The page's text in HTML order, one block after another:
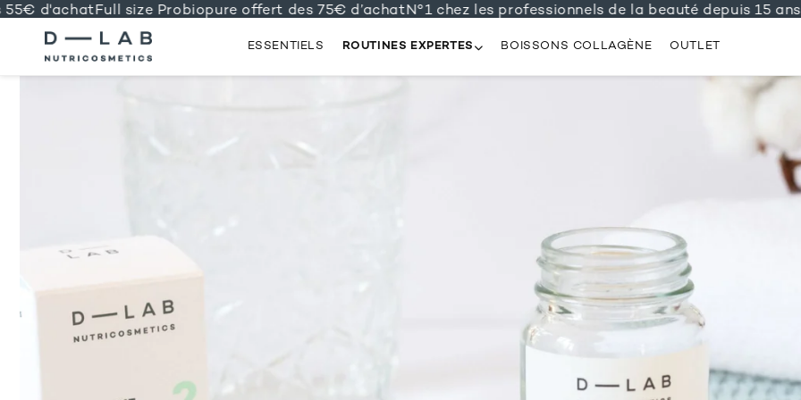
IGNORER
ET
d'achatFull size Probiopure offert des 75€ d’achatN°1 chez les professionnels de la beauté depuis 15 ans
ESSENTIELS ROUTINES EXPERTES BOISSONS COLLAGÈNE OUTLET